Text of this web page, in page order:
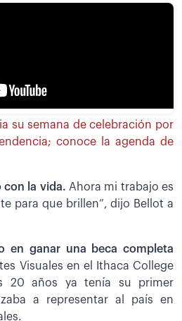
su semana de celebración por
conoce la agenda de
con la vida. Ahora mi trabajo es
para que brillen”, dijo Bellot a
en ganar una beca completa
Visuales en el Ithaca College
20 años ya tenía su primer
a representar al país en